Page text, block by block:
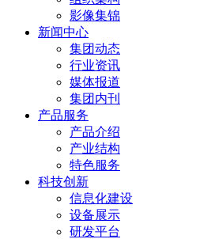
影像集锦
新闻中心
集团动态
行业资讯
媒体报道
集团内刊
产品服务
产品介绍
产业结构
特色服务
科技创新
信息化建设
设备展示
研发平台